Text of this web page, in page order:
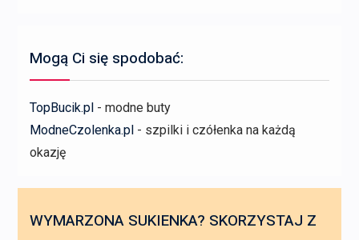
Mogą Ci się spodobać:
TopBucik.pl - modne buty
ModneCzolenka.pl - szpilki i czółenka na każdą
okazję
WYMARZONA SUKIENKA? SKORZYSTAJ Z